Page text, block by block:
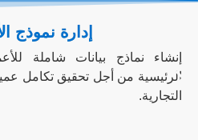
إدارة نموذج
إنشاء نماذج بيانات شاملة
الرئيسية من أجل تحقيق تكامل
التجارية.